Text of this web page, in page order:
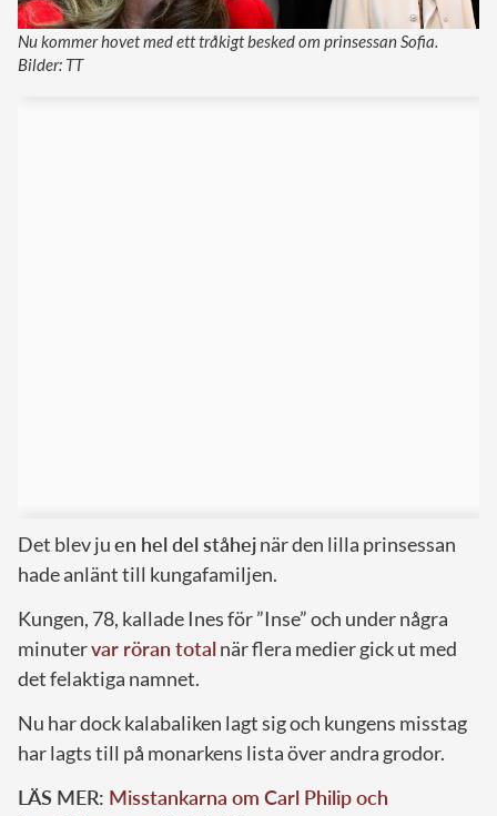
Nu kommer hovet med ett tråkigt besked om prinsessan Sofia.
Bilder: TT
Det blev juen hel del ståhejnär den lilla prinsessan
hade anlänt till kungafamiljen.
Kungen, 78, kallade Ines för ”Inse” och under några
minutervar röran totalnär flera medier gick ut med
det felaktiga namnet.
Nu har dock kalabaliken lagt sig och kungens misstag
har lagts till på monarkens lista över andra grodor.
LÄS MER: Misstankarna om Carl Philip och